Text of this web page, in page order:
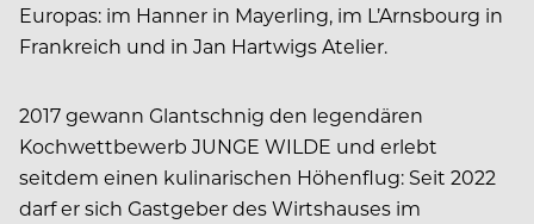
Europas: im Hanner in Mayerling, im L’Arnsbourg in
Frankreich und in Jan Hartwigs Atelier.
2017 gewann Glantschnig den legendären
Kochwettbewerb JUNGE WILDE und erlebt
seitdem einen kulinarischen Höhenflug: Seit 2022
darf er sich Gastgeber des Wirtshauses im